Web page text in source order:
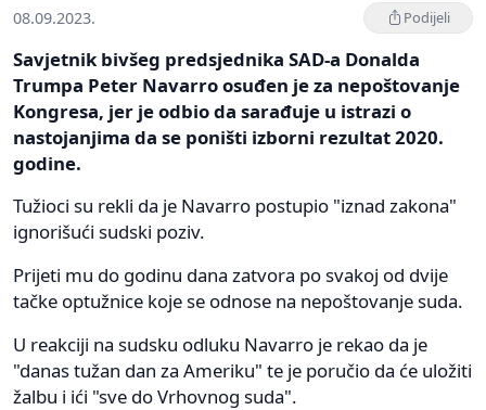
08.09.2023. Podijeli
Savjetnik bivšeg predsjednika SAD-a Donalda
Trumpa Peter Navarro osuđen je za nepoštovanje
Kongresa, jer je odbio da sarađuje u istrazi o
nastojanjima da se poništi izborni rezultat 2020.
godine.
Tužioci su rekli da je Navarro postupio "iznad zakona"
ignorišući sudski poziv.
Prijeti mu do godinu dana zatvora po svakoj od dvije
tačke optužnice koje se odnose na nepoštovanje suda.
U reakciji na sudsku odluku Navarro je rekao da je
"danas tužan dan za Ameriku" te je poručio da će uložiti
žalbu i ići "sve do Vrhovnog suda".